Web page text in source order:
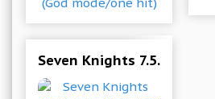
Seven Knights 7.5.00 Мод